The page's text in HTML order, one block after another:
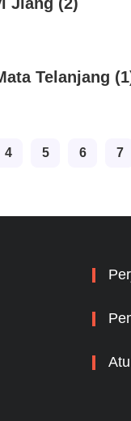
Telanjang
4 5 6 7